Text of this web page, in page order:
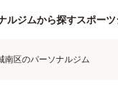
ルジムから探すスポー
南区のパーソナルジム